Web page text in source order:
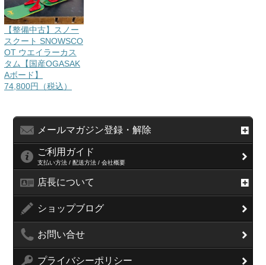
【整備中古】スノー
スクート SNOWSCO
OT ウエイラーカス
タム【国産OGASAK
Aボード】
74,800円（税込）
メールマガジン登録・解除
ご利用ガイド
支払い方法 / 配送方法 / 会社概要
店長について
ショップブログ
お問い合せ
プライバシーポリシー